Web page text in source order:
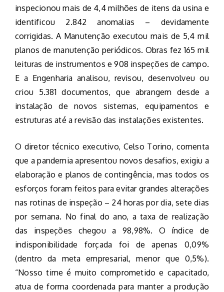
inspecionou mais de 4,4 milhões de itens da usina e
identificou 2.842 anomalias – devidamente
corrigidas. A Manutenção executou mais de 5,4 mil
planos de manutenção periódicos. Obras fez 165 mil
leituras de instrumentos e 908 inspeções de campo.
E a Engenharia analisou, revisou, desenvolveu ou
criou 5.381 documentos, que abrangem desde a
instalação de novos sistemas, equipamentos e
estruturas até a revisão das instalações existentes.
O diretor técnico executivo, Celso Torino, comenta
que a pandemia apresentou novos desafios, exigiu a
elaboração e planos de contingência, mas todos os
esforços foram feitos para evitar grandes alterações
nas rotinas de inspeção – 24 horas por dia, sete dias
por semana. No final do ano, a taxa de realização
das inspeções chegou a 98,98%. O índice de
indisponibilidade forçada foi de apenas 0,09%
(dentro da meta empresarial, menor que 0,5%).
“Nosso time é muito comprometido e capacitado,
atua de forma coordenada para manter a produção